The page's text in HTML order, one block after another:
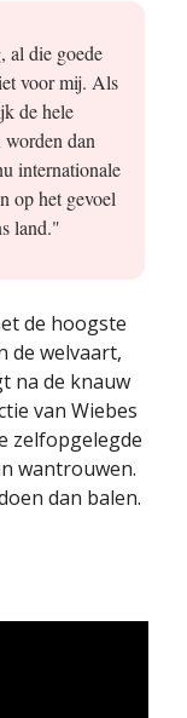
al die goede
voor mij. Als
de hele
worden dan
internationale
op het gevoel
land."
de hoogste
de welvaart,
na de knauw
van Wiebes
zelfopgelegde
wantrouwen.
dan balen.